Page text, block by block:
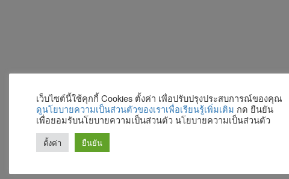
เว็บไซต์นี้ใช้คุกกี้ Cookies ตั้งค่า เพื่อปรับปรุงประสบการณ์ของคุณ
ดูนโยบายความเป็นส่วนตัวของเราเพื่อเรียนรู้เพิ่มเติม กด ยืนยัน
เพื่อยอมรับนโยบายความเป็นส่วนตัว นโยบายความเป็นส่วนตัว
ตั้งค่า ยืนยัน